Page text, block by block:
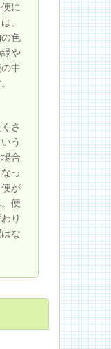
に
、
色
や
中
さ
う
合
っ
が
便
り
な